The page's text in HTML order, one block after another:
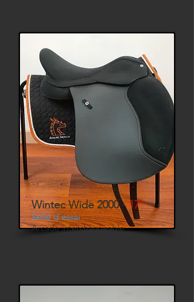
Wintec Wide 2000 -17'
Selle d'essai
Arcade interchangeable